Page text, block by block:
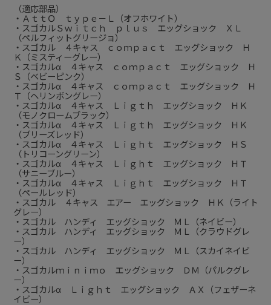
（適応部品）
・ＡｔｔＯ ｔｙｐｅ－Ｌ（オフホワイト）
・スゴカルＳｗｉｔｃｈ ｐｌｕｓ エッグショック ＸＬ
（ペルフィットグリージョ）
・スゴカル ４キャス ｃｏｍｐａｃｔ エッグショック Ｈ
Ｋ（ミスティーグレー）
・スゴカルα ４キャス ｃｏｍｐａｃｔ エッグショック Ｈ
Ｓ（ベビーピンク）
・スゴカルα ４キャス ｃｏｍｐａｃｔ エッグショック Ｈ
Ｔ（ヘリンボングレー）
・スゴカルα ４キャス Ｌｉｇｔｈ エッグショック ＨＫ
（モノクロームブラック）
・スゴカルα ４キャス Ｌｉｇｔｈ エッグショック ＨＫ
（ブリーズレッド）
・スゴカルα ４キャス Ｌｉｇｈｔ エッグショック ＨＳ
（トリコーングリーン）
・スゴカルα ４キャス Ｌｉｇｈｔ エッグショック ＨＴ
（サニーブルー）
・スゴカルα ４キャス Ｌｉｇｈｔ エッグショック ＨＴ
（ペールレッド）
・スゴカル ４キャス エアー エッグショック ＨＫ（ライト
グレー）
・スゴカル ハンディ エッグショック ＭＬ（ネイビー）
・スゴカル ハンディ エッグショック ＭＬ（クラウドグレ
ー）
・スゴカル ハンディ エッグショック ＭＬ（スカイネイビ
ー）
・スゴカルｍｉｎｉｍｏ エッグショック ＤＭ（パルクグレ
ー）
・スゴカルα Ｌｉｇｈｔ エッグショック ＡＸ（フェザーネ
イビー）